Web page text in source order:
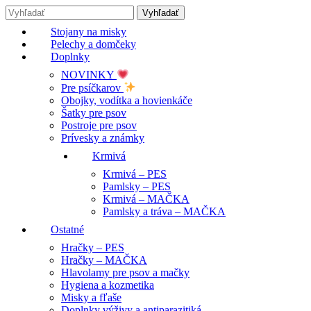
Stojany na misky
Pelechy a domčeky
Doplnky
NOVINKY
Pre psíčkarov
Obojky, vodítka a hovienkáče
Šatky pre psov
Postroje pre psov
Prívesky a známky
Krmivá
Krmivá – PES
Pamlsky – PES
Krmivá – MAČKA
Pamlsky a tráva – MAČKA
Ostatné
Hračky – PES
Hračky – MAČKA
Hlavolamy pre psov a mačky
Hygiena a kozmetika
Misky a fľaše